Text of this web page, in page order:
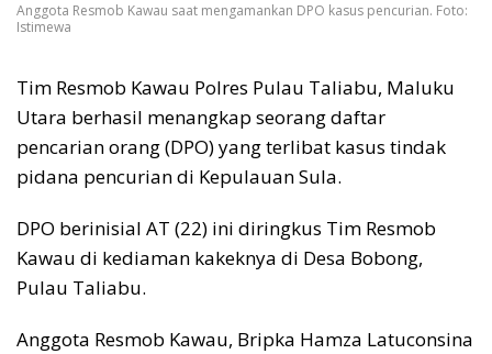
Anggota Resmob Kawau saat mengamankan DPO kasus pencurian. Foto:
Istimewa
Tim Resmob Kawau Polres Pulau Taliabu, Maluku
Utara berhasil menangkap seorang daftar
pencarian orang (DPO) yang terlibat kasus tindak
pidana pencurian di Kepulauan Sula.
DPO berinisial AT (22) ini diringkus Tim Resmob
Kawau di kediaman kakeknya di Desa Bobong,
Pulau Taliabu.
Anggota Resmob Kawau, Bripka Hamza Latuconsina